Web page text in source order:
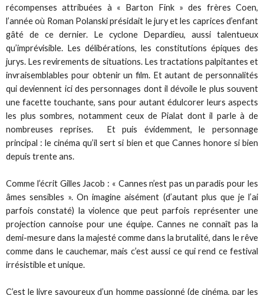
récompenses attribuées à « Barton Fink » des frères Coen,
l’année où Roman Polanski présidait le jury et les caprices d’enfant
gâté de ce dernier. Le cyclone Depardieu, aussi talentueux
qu’imprévisible. Les délibérations, les constitutions épiques des
jurys. Les revirements de situations. Les tractations palpitantes et
invraisemblables pour obtenir un film. Et autant de personnalités
qui deviennent ici des personnages dont il dévoile le plus souvent
une facette touchante, sans pour autant édulcorer leurs aspects
les plus sombres, notamment ceux de Pialat dont il parle à de
nombreuses reprises. Et puis évidemment, le personnage
principal : le cinéma qu’il sert si bien et que Cannes honore si bien
depuis trente ans.
Comme l’écrit Gilles Jacob : « Cannes n’est pas un paradis pour les
âmes sensibles ». On imagine aisément (d’autant plus que je l’ai
parfois constaté) la violence que peut parfois représenter une
projection cannoise pour une équipe. Cannes ne connaît pas la
demi-mesure dans la majesté comme dans la brutalité, dans le rêve
comme dans le cauchemar, mais c’est aussi ce qui rend ce festival
irrésistible et unique.
C’est le livre savoureux d’un homme passionné (de cinéma, par les